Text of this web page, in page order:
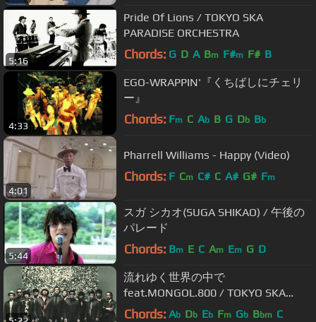
5:16
Pride Of Lions / TOKYO SKA
PARADISE ORCHESTRA
Chords: G D A Bm F#m F# B
4:33
EGO-WRAPPIN'『くちばしにチェリ
ー』
Chords: Fm C Ab B G Db Bb
4:01
Pharrell Williams - Happy (Video)
Chords: F Cm C# C A# G# Fm
5:44
スガ シカオ(SUGA SHIKAO) / 午後の
パレード
Chords: Bm E C Am Em G D
流れゆく世界の中で
feat.MONGOL.800 / TOKYO SKA
PARADISE ORCHESTRA
Chords: Ab Db Eb Fm Gb Bbm C